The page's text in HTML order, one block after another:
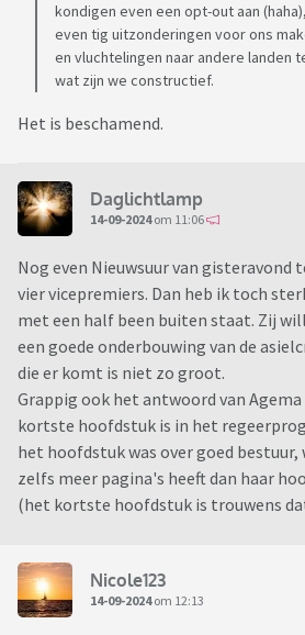
kondigen even een opt-out aan
even tig uitzonderingen voor ons
en vluchtelingen naar andere landen
wat zijn we constructief.
Het is beschamend.
Daglichtlamp
14-09-2024om 11:06
Nog even Nieuwsuur van gisteravond
vier vicepremiers. Dan heb ik toch
met een half been buiten staat. Zij
een goede onderbouwing van de
die er komt is niet zo groot.
Grappig ook het antwoord van
kortste hoofdstuk is in het
het hoofdstuk was over goed
zelfs meer pagina's heeft dan haar
(het kortste hoofdstuk is trouwens
Nicole123
14-09-2024om 12:13